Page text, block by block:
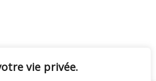
vie privée.